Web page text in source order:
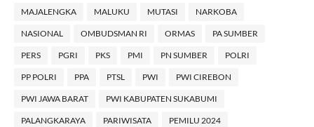
MAJALENGKA MALUKU MUTASI NARKOBA
NASIONAL OMBUDSMAN RI ORMAS PA SUMBER
PERS PGRI PKS PMI PN SUMBER POLRI
PP POLRI PPA PTSL PWI PWI CIREBON
PWI JAWA BARAT PWI KABUPATEN SUKABUMI
PALANGKARAYA PARIWISATA PEMILU 2024